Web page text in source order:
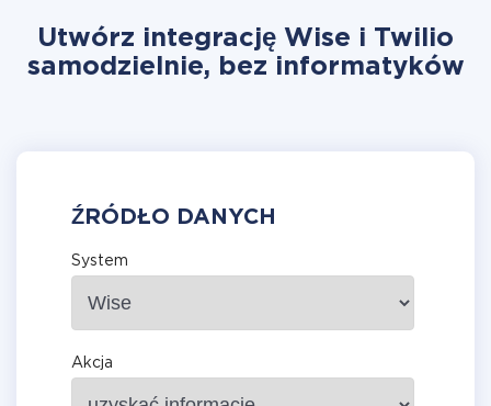
Utwórz integrację Wise i Twilio
samodzielnie, bez informatyków
ŹRÓDŁO DANYCH
System
Akcja